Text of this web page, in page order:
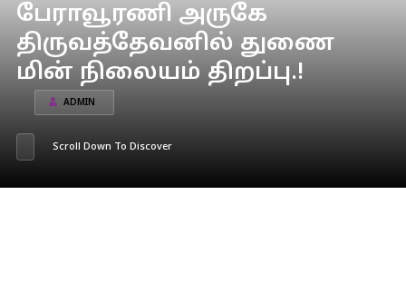
பேராவூரணி அருகே
திருவத்தேவனில் துணை
மின் நிலையம் திறப்பு.!
ADMIN
Scroll Down To Discover